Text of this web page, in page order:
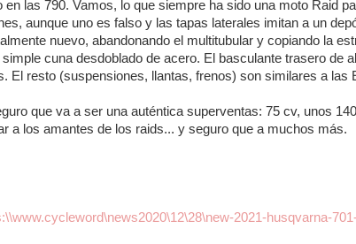
en las 790. Vamos, lo que siempre ha sido una moto Raid
aunque uno es falso y las tapas laterales imitan a un
nuevo, abandonando el multitubular y copiando la
cuna desdoblado de acero. El basculante trasero de
El resto (suspensiones, llantas, frenos) son similares a las
que va a ser una auténtica superventas: 75 cv, unos
a los amantes de los raids... y seguro que a muchos más.
2021-husqvarna-